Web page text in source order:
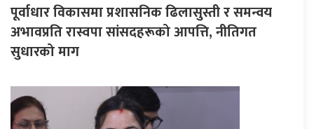
पूर्वाधार विकासमा प्रशासनिक ढिलासुस्ती र समन्वय
अभावप्रति रास्वपा सांसदहरूको आपत्ति, नीतिगत
सुधारको माग